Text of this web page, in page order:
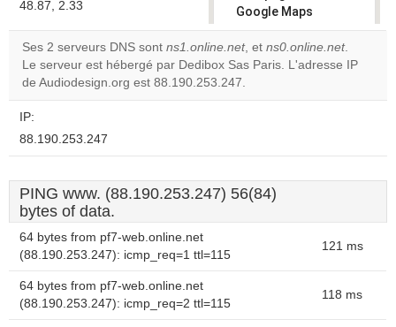
48.87, 2.33
Google Maps
correctly.
Do you
Ses 2 serveurs DNS sont ns1.online.net, et ns0.online.net.
Le serveur est hébergé par Dedibox Sas Paris. L'adresse IP
de Audiodesign.org est 88.190.253.247.
IP:
88.190.253.247
PING www. (88.190.253.247) 56(84)
bytes of data.
64 bytes from pf7-web.online.net
(88.190.253.247): icmp_req=1 ttl=115
121 ms
64 bytes from pf7-web.online.net
(88.190.253.247): icmp_req=2 ttl=115
118 ms